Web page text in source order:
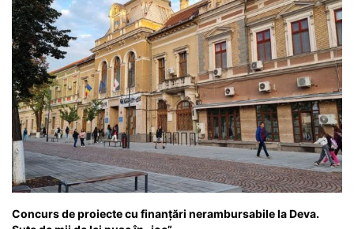
Concurs de proiecte cu finanțări nerambursabile la Deva.